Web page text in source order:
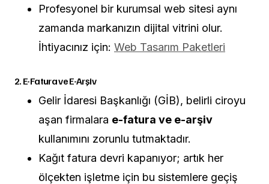
Profesyonel bir kurumsal web sitesi aynı
zamanda markanızın dijital vitrini olur.
İhtiyacınız için: Web Tasarım Paketleri
2. E-Fatura ve E-Arşiv
Gelir İdaresi Başkanlığı (GİB), belirli ciroyu
aşan firmalara e-fatura ve e-arşiv
kullanımını zorunlu tutmaktadır.
Kağıt fatura devri kapanıyor; artık her
ölçekten işletme için bu sistemlere geçiş